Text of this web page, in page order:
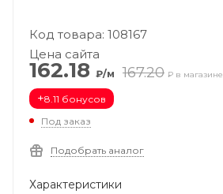
Код товара: 108167
Цена сайта
162.18 ₽/м 167.20 ₽ в магазине
+8.11 бонусов
Под заказ
Подобрать аналог
Характеристики